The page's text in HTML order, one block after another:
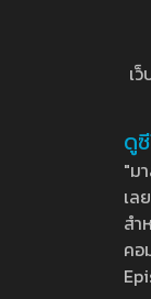
เ
ดู
"ม
เล
สำ
คอ